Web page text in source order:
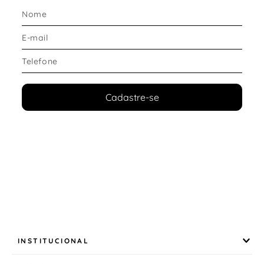
agradável na pele
Estrutura leve, ideal para uso prolongado
Permite liberdade de movimentos
Perfeita para quem deseja umacamiseta feminina
confortável para o dia a dia.
Cadastre-se
INSTITUCIONAL